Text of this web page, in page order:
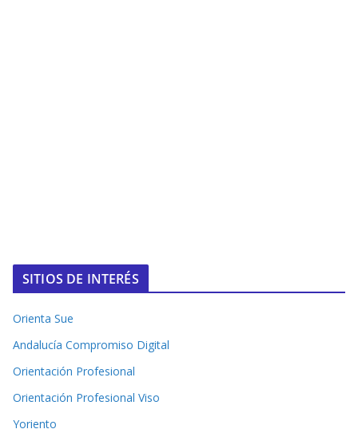
SITIOS DE INTERÉS
Orienta Sue
Andalucía Compromiso Digital
Orientación Profesional
Orientación Profesional Viso
Yoriento